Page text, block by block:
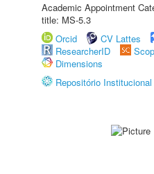
Academic Appointment
title: MS-5.3
Orcid
CV Lattes
ResearcherID
Dimensions
Repositório